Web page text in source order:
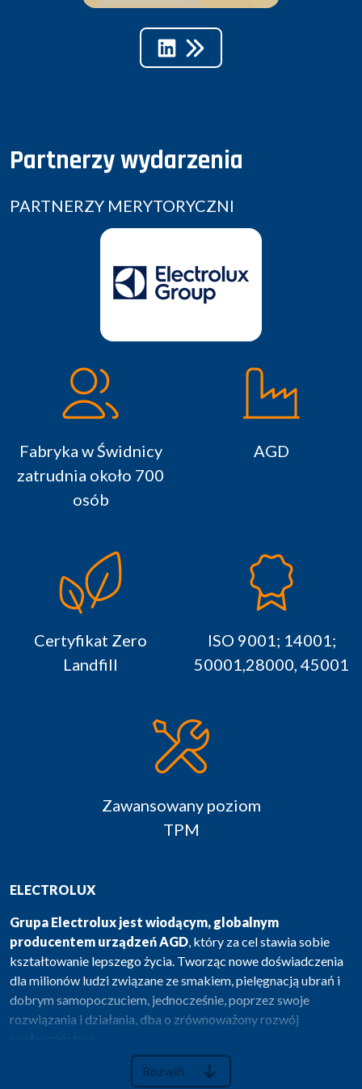
Partnerzy wydarzenia
PARTNERZY MERYTORYCZNI
Fabryka w Świdnicy
zatrudnia około 700
osób
AGD
Certyfikat Zero
Landfill
ISO 9001; 14001;
50001,28000, 45001
Zawansowany poziom
TPM
ELECTROLUX
Grupa Electrolux jest wiodącym, globalnym
producentem urządzeń AGD, który za cel stawia sobie
kształtowanie lepszego życia. Tworząc nowe doświadczenia
dla milionów ludzi związane ze smakiem, pielęgnacją ubrań i
dobrym samopoczuciem, jednocześnie, poprzez swoje
rozwiązania i działania, dba o zrównoważony rozwój
społeczeństwa.
Fabryka kuchenek w Świdnicy, otwarta w 2006 roku
Rozwiń